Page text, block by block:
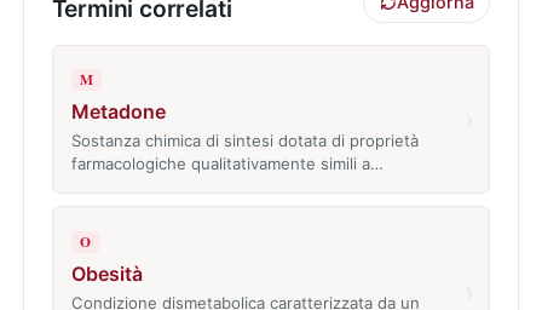
Termini correlati
M
Metadone
Sostanza chimica di sintesi dotata di proprietà
farmacologiche qualitativamente simili a…
O
Obesità
Condizione dismetabolica caratterizzata da un